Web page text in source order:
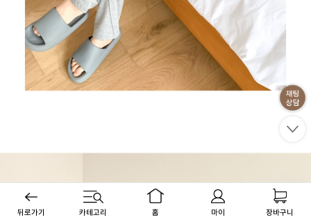
뒤로가기 카테고리 홈 마이 장바구니